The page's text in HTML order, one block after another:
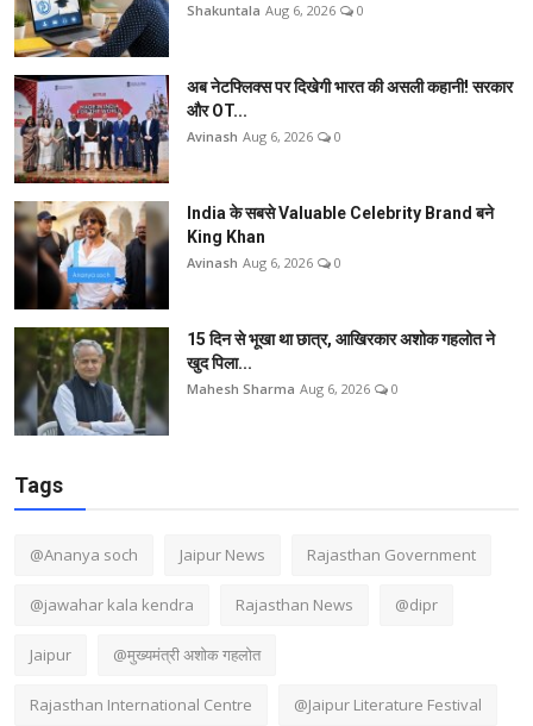
Shakuntala Aug 6, 2026 0
अब नेटफ्लिक्स पर दिखेगी भारत की असली कहानी! सरकार
और OT...
Avinash Aug 6, 2026 0
India के सबसे Valuable Celebrity Brand बने
King Khan
Avinash Aug 6, 2026 0
15 दिन से भूखा था छात्र, आखिरकार अशोक गहलोत ने
खुद पिला...
Mahesh Sharma Aug 6, 2026 0
Tags
@Ananya soch Jaipur News Rajasthan Government
@jawahar kala kendra Rajasthan News @dipr
Jaipur @मुख्यमंत्री अशोक गहलोत
Rajasthan International Centre @Jaipur Literature Festival